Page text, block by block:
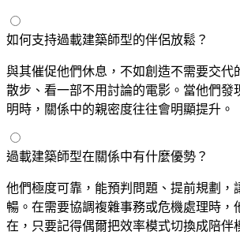
如何支持過載建築師型的伴侶放鬆？
與其催促他們休息，不如創造不需要交
散步、看一部不用討論的電影。當他們發
明時，關係中的親密度往往會明顯提升。
過載建築師型在關係中有什麼優勢？
他們極度可靠，能預判問題、提前規劃，
暢。在需要協調複雜事務或危機處理時，
在，只要記得偶爾把效率模式切換成陪伴